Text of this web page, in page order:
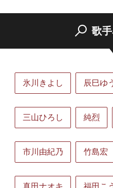
歌
氷川きよし 辰巳ゆ
三山ひろし 純烈
市川由紀乃 竹島宏
真田ナオキ 福田こ